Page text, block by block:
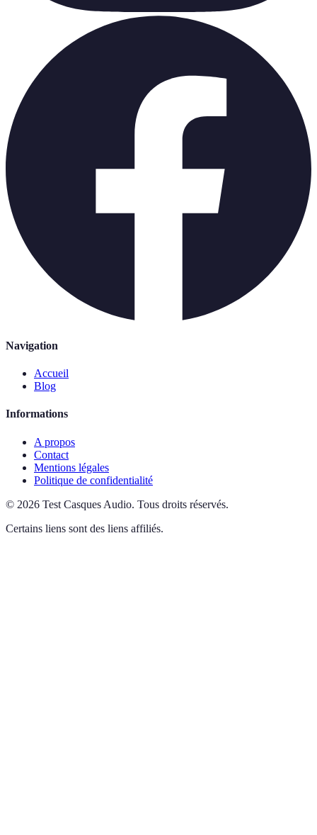
Navigation
Accueil
Blog
Informations
A propos
Contact
Mentions légales
Politique de confidentialité
© 2026 Test Casques Audio. Tous droits réservés.
Certains liens sont des liens affiliés.